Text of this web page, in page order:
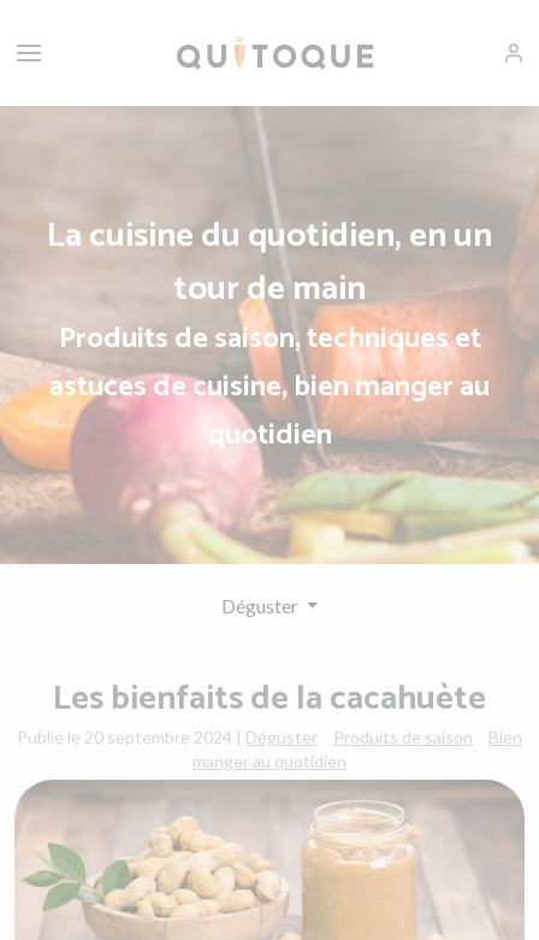
La cuisine du quotidien, en un
tour de main
Produits de saison, techniques et
astuces de cuisine, bien manger au
quotidien
Déguster
Les bienfaits de la cacahuète
Publié le 20 septembre 2024 | Déguster Produits de saison
Bien
manger au quotidien